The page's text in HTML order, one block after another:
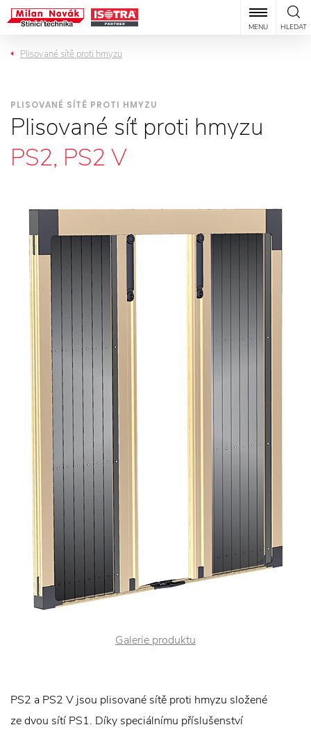
HLEDAT
MENU
Plisované sítě proti hmyzu
PLISOVANÉ SÍTĚ PROTI HMYZU
Plisované síť proti hmyzu
PS2, PS2 V
Galerie produktu
PS2 a PS2 V jsou plisované sítě proti hmyzu složené
ze dvou sítí PS1. Díky speciálnímu příslušenství